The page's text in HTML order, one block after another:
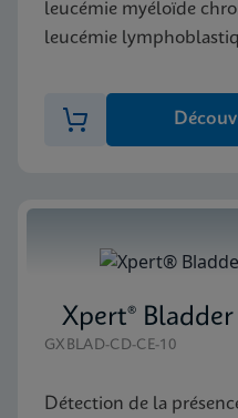
leucémie myéloïde
leucémie
Xpert®
GXBLAD-CD-CE-10
Détection de la